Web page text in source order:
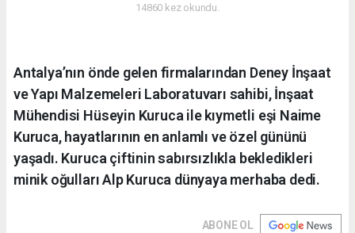
14860 kez okundu.
Antalya’nın önde gelen firmalarından Deney İnşaat
ve Yapı Malzemeleri Laboratuvarı sahibi, İnşaat
Mühendisi Hüseyin Kuruca ile kıymetli eşi Naime
Kuruca, hayatlarının en anlamlı ve özel gününü
yaşadı. Kuruca çiftinin sabırsızlıkla bekledikleri
minik oğulları Alp Kuruca dünyaya merhaba dedi.
ABONE OL